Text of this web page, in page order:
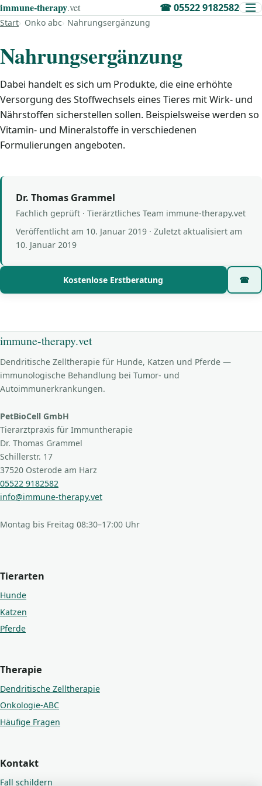
immune‑therapy.vet ☎05522 9182582
Start Onko abc Nahrungsergänzung
Nahrungsergänzung
Dabei handelt es sich um Produkte, die eine erhöhte
Versorgung des Stoffwechsels eines Tieres mit Wirk- und
Nährstoffen sicherstellen sollen. Beispielsweise werden so
Vitamin- und Mineralstoffe in verschiedenen
Formulierungen angeboten.
Dr. Thomas Grammel
Fachlich geprüft · Tierärztliches Team immune-therapy.vet
Veröffentlicht am 10. Januar 2019 · Zuletzt aktualisiert am
10. Januar 2019
Kostenlose Erstberatung ☎
immune-therapy.vet
Dendritische Zelltherapie für Hunde, Katzen und Pferde —
immunologische Behandlung bei Tumor- und
Autoimmunerkrankungen.
PetBioCell GmbH
Tierarztpraxis für Immuntherapie
Dr. Thomas Grammel
Schillerstr. 17
37520 Osterode am Harz
05522 9182582
info@immune-therapy.vet
Montag bis Freitag 08:30–17:00 Uhr
Tierarten
Hunde
Katzen
Pferde
Therapie
Dendritische Zelltherapie
Onkologie-ABC
Häufige Fragen
Kontakt
Fall schildern